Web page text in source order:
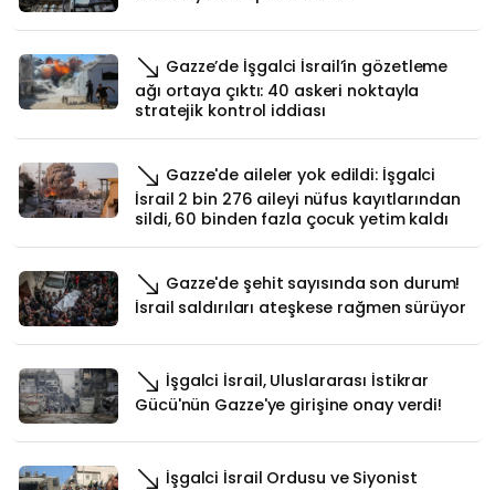
Gazze’de İşgalci İsrail’in gözetleme
ağı ortaya çıktı: 40 askeri noktayla
stratejik kontrol iddiası
Gazze'de aileler yok edildi: İşgalci
İsrail 2 bin 276 aileyi nüfus kayıtlarından
sildi, 60 binden fazla çocuk yetim kaldı
Gazze'de şehit sayısında son durum!
İsrail saldırıları ateşkese rağmen sürüyor
İşgalci İsrail, Uluslararası İstikrar
Gücü'nün Gazze'ye girişine onay verdi!
İşgalci İsrail Ordusu ve Siyonist